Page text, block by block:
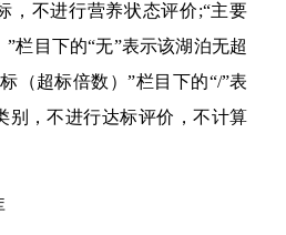
，不进行营养状态评价;“主要
栏目下的“无”表示该湖泊无超
（超标倍数）”栏目下的“/”表
别，不进行达标评价，不计算